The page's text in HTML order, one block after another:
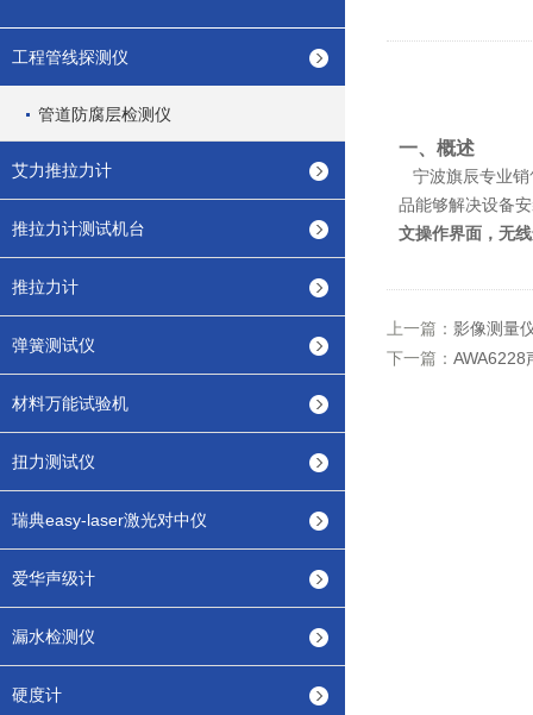
工程管线探测仪
管道防腐层检测仪
艾力推拉力计
推拉力计测试机台
推拉力计
弹簧测试仪
材料万能试验机
扭力测试仪
瑞典easy-laser激光对中仪
爱华声级计
漏水检测仪
硬度计
一、概述
宁波旗辰专业销
品能够解决设备
文操作界面，无
上一篇： 影像测量
下一篇： AWA6228